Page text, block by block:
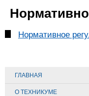
Нормативное
ГЛАВНАЯ
О ТЕХНИКУМЕ